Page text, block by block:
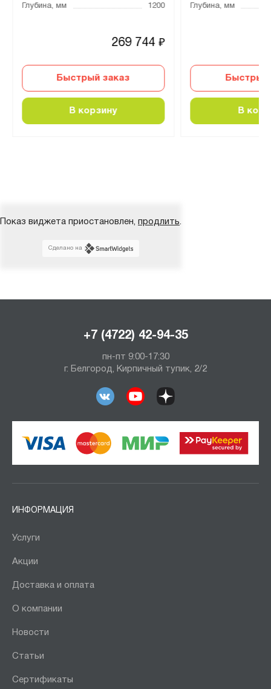
Глубина, мм
1200
269 744₽
Быстрый заказ
В корзину
Глубина, мм
Быстрый
В
Показ виджета приостановлен, продлить.
Сделано на
+7 (4722) 42-94-35
пн-пт 9:00-17:30
г. Белгород, Кирпичный тупик, 2/2
ИНФОРМАЦИЯ
Услуги
Акции
Доставка и оплата
О компании
Новости
Статьи
Сертификаты